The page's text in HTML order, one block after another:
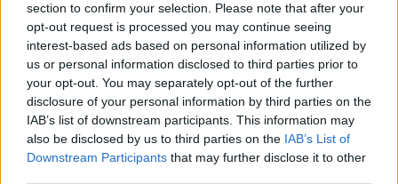
section to confirm your selection. Please note that after your
opt-out request is processed you may continue seeing
interest-based ads based on personal information utilized by
us or personal information disclosed to third parties prior to
your opt-out. You may separately opt-out of the further
disclosure of your personal information by third parties on the
IAB’s list of downstream participants. This information may
also be disclosed by us to third parties on the IAB’s List of
Downstream Participants that may further disclose it to other
Ελλάδα 20.06.2025 18:15
«Μου πούλησαν καφέ σκύλο και
άσπρισε»: Τι λέει θύμα του
κυκλώματος εμπορίας ζώων